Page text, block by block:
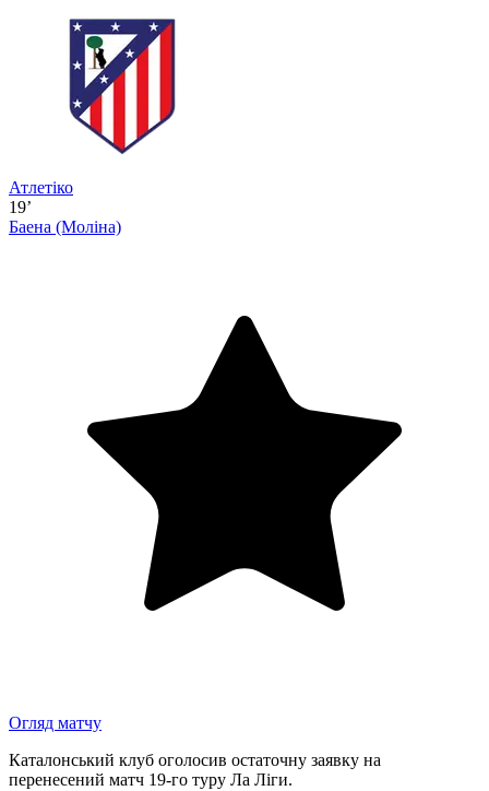
Атлетіко
19’
Баена (Моліна)
Огляд матчу
Каталонський клуб оголосив остаточну заявку на
перенесений матч 19-го туру Ла Ліги.